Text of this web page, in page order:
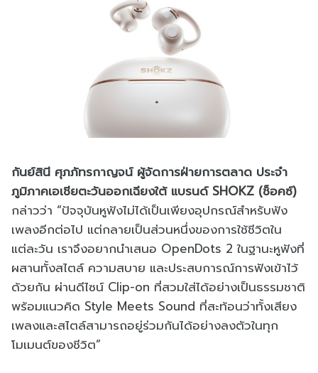
กันย์สินี ศุภภัทรกาญจน์ ผู้จัดการฝ่ายการตลาด ประจำ
ภูมิภาคเอเชียตะวันออกเฉียงใต้ แบรนด์ SHOKZ (ช็อคซ์)
กล่าวว่า “ปัจจุบันหูฟังไม่ได้เป็นเพียงอุปกรณ์สำหรับฟัง
เพลงอีกต่อไป แต่กลายเป็นส่วนหนึ่งของการใช้ชีวิตใน
แต่ละวัน เราจึงอยากนำเสนอ OpenDots 2 ในฐานะหูฟังที่
ผสานทั้งสไตล์ ความสบาย และประสบการณ์การฟังเข้าไว้
ด้วยกัน ผ่านดีไซน์ Clip-on ที่สวมใส่ได้อย่างเป็นธรรมชาติ
พร้อมแนวคิด Style Meets Sound ที่สะท้อนว่าทั้งเสียง
เพลงและสไตล์สามารถอยู่ร่วมกันได้อย่างลงตัวในทุก
โมเมนต์ของชีวิต”